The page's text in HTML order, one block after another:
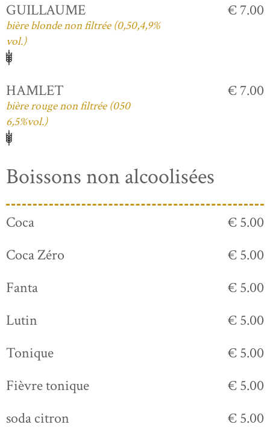
GUILLAUME
bière blonde non filtrée (0,50,4,9%
vol.)
€ 7.00
HAMLET
bière rouge non filtrée (050
6,5%vol.)
€ 7.00
Boissons non alcoolisées
Coca
€ 5.00
Coca Zéro
€ 5.00
Fanta
€ 5.00
Lutin
€ 5.00
Tonique
€ 5.00
Fièvre tonique
€ 5.00
soda citron
€ 5.00